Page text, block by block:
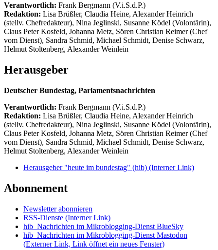
Verantwortlich: Frank Bergmann (V.i.S.d.P.)
Redaktion: Lisa Brüßler, Claudia Heine, Alexander Heinrich
(stellv. Chefredakteur), Nina Jeglinski, Susanne Ködel (Volontärin),
Claus Peter Kosfeld, Johanna Metz, Sören Christian Reimer (Chef
vom Dienst), Sandra Schmid, Michael Schmidt, Denise Schwarz,
Helmut Stoltenberg, Alexander Weinlein
Herausgeber
Deutscher Bundestag, Parlamentsnachrichten
Verantwortlich: Frank Bergmann (V.i.S.d.P.)
Redaktion: Lisa Brüßler, Claudia Heine, Alexander Heinrich
(stellv. Chefredakteur), Nina Jeglinski, Susanne Ködel (Volontärin),
Claus Peter Kosfeld, Johanna Metz, Sören Christian Reimer (Chef
vom Dienst), Sandra Schmid, Michael Schmidt, Denise Schwarz,
Helmut Stoltenberg, Alexander Weinlein
Herausgeber "heute im bundestag" (hib) (Interner Link)
Abonnement
Newsletter abonnieren
RSS-Dienste (Interner Link)
hib_Nachrichten im Mikroblogging-Dienst BlueSky
hib_Nachrichten im Mikroblogging-Dienst Mastodon
(Externer Link, Link öffnet ein neues Fenster)